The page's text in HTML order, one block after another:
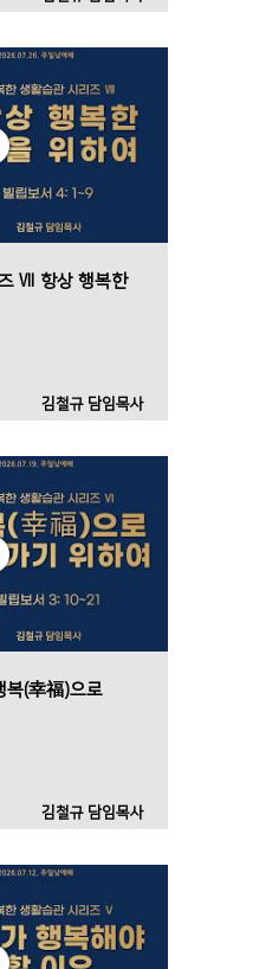
Ⅶ 항상 행복한
김철규 담임목사
복(幸福)으로
김철규 담임목사